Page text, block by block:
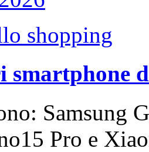
shopping
smartphone
Samsung
Pro e